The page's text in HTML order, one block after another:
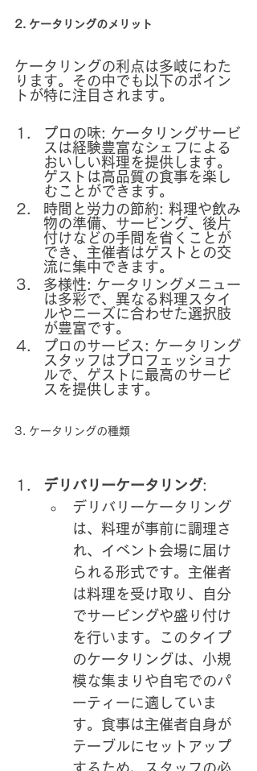
2. ケータリングのメリット
ケータリングの利点は多岐にわた
ります。その中でも以下のポイン
トが特に注目されます。
プロの味: ケータリングサービ
スは経験豊富なシェフによる
おいしい料理を提供します。
ゲストは高品質の食事を楽し
むことができます。
時間と労力の節約: 料理や飲み
物の準備、サービング、後片
付けなどの手間を省くことが
でき、主催者はゲストとの交
流に集中できます。
多様性: ケータリングメニュー
は多彩で、異なる料理スタイ
ルやニーズに合わせた選択肢
が豊富です。
プロのサービス: ケータリング
スタッフはプロフェッショナ
ルで、ゲストに最高のサービ
スを提供します。
3. ケータリングの種類
デリバリーケータリング:
デリバリーケータリング
は、料理が事前に調理さ
れ、イベント会場に届け
られる形式です。主催者
は料理を受け取り、自分
でサービングや盛り付け
を行います。このタイプ
のケータリングは、小規
模な集まりや自宅でのパ
ーティーに適していま
す。食事は主催者自身が
テーブルにセットアップ
するため、スタッフの必